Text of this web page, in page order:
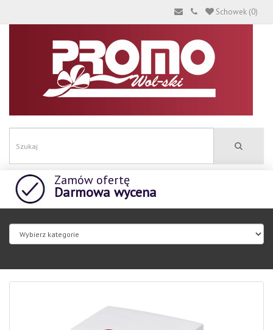
Schowek (0)
Zamów ofertę
Darmowa wycena